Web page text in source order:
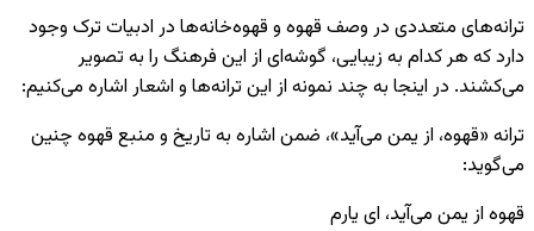
ترانه‌های متعددی در وصف قهوه و قهوه‌خانه‌ها در ادبیات ترک وجود
دارد که هر کدام به زیبایی، گوشه‌ای از این فرهنگ را به تصویر
می‌کشند. در اینجا به چند نمونه از این ترانه‌ها و اشعار اشاره می‌کنیم:
ترانه «قهوه، از یمن می‌آید»، ضمن اشاره به تاریخ و منبع قهوه چنین
می‌گوید:
قهوه از یمن می‌آید، ای یارم